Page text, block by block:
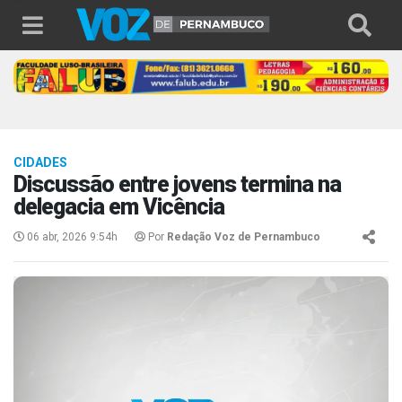
CIDADES
Discussão entre jovens termina na
delegacia em Vicência
06 abr, 2026 9:54h Por Redação Voz de Pernambuco